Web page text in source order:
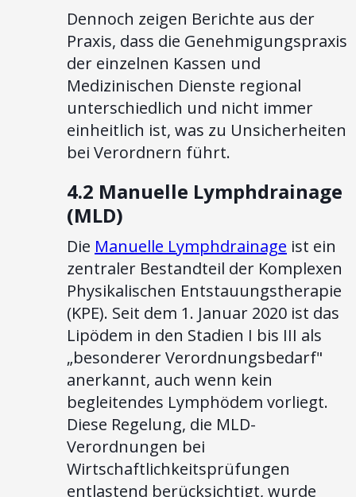
Dennoch zeigen Berichte aus der
Praxis, dass die Genehmigungspraxis
der einzelnen Kassen und
Medizinischen Dienste regional
unterschiedlich und nicht immer
einheitlich ist, was zu Unsicherheiten
bei Verordnern führt.
4.2 Manuelle Lymphdrainage
(MLD)
Die Manuelle Lymphdrainage ist ein
zentraler Bestandteil der Komplexen
Physikalischen Entstauungstherapie
(KPE). Seit dem 1. Januar 2020 ist das
Lipödem in den Stadien I bis III als
„besonderer Verordnungsbedarf"
anerkannt, auch wenn kein
begleitendes Lymphödem vorliegt.
Diese Regelung, die MLD-
Verordnungen bei
Wirtschaftlichkeitsprüfungen
entlastend berücksichtigt, wurde